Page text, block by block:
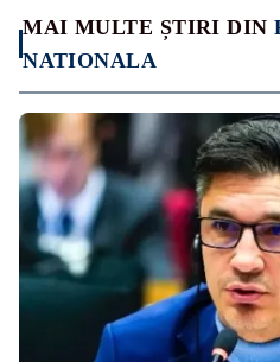
MAI MULTE ȘTIRI DIN
NATIONALA